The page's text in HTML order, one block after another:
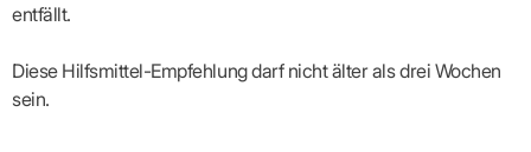
entfällt.
Diese Hilfsmittel-Empfehlung darf nicht älter als drei Wochen
sein.